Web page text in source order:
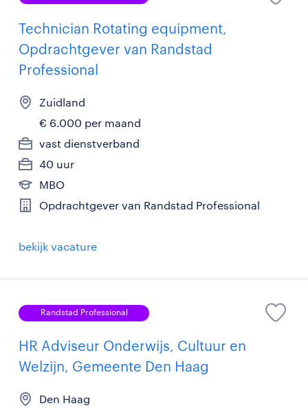
Technician Rotating equipment,
Opdrachtgever van Randstad
Professional
Zuidland
€ 6.000 per maand
vast dienstverband
40 uur
MBO
Opdrachtgever van Randstad Professional
bekijk vacature
Randstad Professional
HR Adviseur Onderwijs, Cultuur en
Welzijn, Gemeente Den Haag
Den Haag